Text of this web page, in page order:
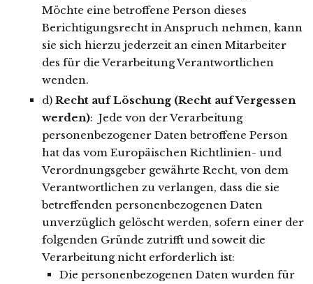
Möchte eine betroffene Person dieses
Berichtigungsrecht in Anspruch nehmen, kann
sie sich hierzu jederzeit an einen Mitarbeiter
des für die Verarbeitung Verantwortlichen
wenden.
d) Recht auf Löschung (Recht auf Vergessen
werden): Jede von der Verarbeitung
personenbezogener Daten betroffene Person
hat das vom Europäischen Richtlinien- und
Verordnungsgeber gewährte Recht, von dem
Verantwortlichen zu verlangen, dass die sie
betreffenden personenbezogenen Daten
unverzüglich gelöscht werden, sofern einer der
folgenden Gründe zutrifft und soweit die
Verarbeitung nicht erforderlich ist:
Die personenbezogenen Daten wurden für